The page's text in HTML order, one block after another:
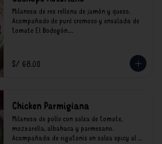
Milanesa de res rellena de jamón y queso.
Acompañado de puré cremoso y ensalada de
tomate El Bodegón.
incluyen impuestos de ley y recargo al
consumo.
S/ 68.00
Chicken Parmigiana
Milanesa de pollo con salsa de tomate,
mozzarella, albahaca y parmesano.
Acompañada de rigatonis en salsa spicy al